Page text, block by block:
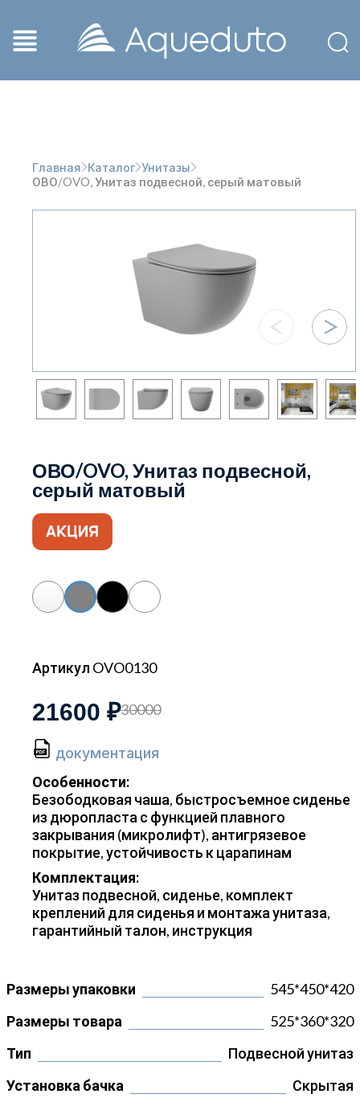
Главная Каталог Унитазы
ОВО/OVO, Унитаз подвесной, серый матовый
ОВО/OVO, Унитаз подвесной,
серый матовый
Артикул OVO0130
21600 ₽30000
документация
Особенности:
Безободковая чаша, быстросъемное сиденье
из дюропласта с функцией плавного
закрывания (микролифт), антигрязевое
покрытие, устойчивость к царапинам
Комплектация:
Унитаз подвесной, сиденье, комплект
креплений для сиденья и монтажа унитаза,
гарантийный талон, инструкция
Размеры упаковки
545*450*420
Размеры товара
525*360*320
Тип
Подвесной унитаз
Установка бачка
Скрытая